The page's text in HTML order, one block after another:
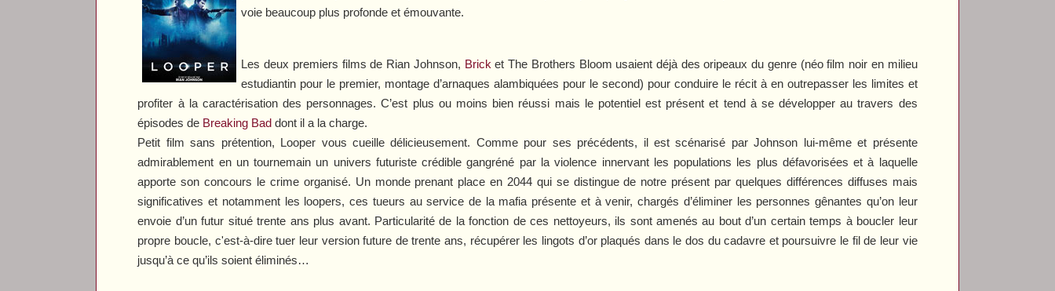
voie beaucoup plus profonde et émouvante.
Les deux premiers films de Rian Johnson, Brick etThe Brothers Bloom usaient déjà des oripeaux du genre (néo film noir en milieu
estudiantin pour le premier, montage d’arnaques alambiquées pour le second) pour conduire le récit à en outrepasser les limites et
profiter à la caractérisation des personnages. C’est plus ou moins bien réussi mais le potentiel est présent et tend à se développer au travers des
épisodes de Breaking Bad dont il a la charge.
Petit film sans prétention, Looper vous cueille délicieusement. Comme pour ses précédents, il est scénarisé par Johnson lui-même et présente
admirablement en un tournemain un univers futuriste crédible gangréné par la violence innervant les populations les plus défavorisées et à laquelle
apporte son concours le crime organisé. Un monde prenant place en 2044 qui se distingue de notre présent par quelques différences diffuses mais
significatives et notamment les loopers, ces tueurs au service de la mafia présente et à venir, chargés d’éliminer les personnes gênantes qu’on leur
envoie d’un futur situé trente ans plus avant. Particularité de la fonction de ces nettoyeurs, ils sont amenés au bout d’un certain temps à boucler leur
propre boucle, c'est-à-dire tuer leur version future de trente ans, récupérer les lingots d’or plaqués dans le dos du cadavre et poursuivre le fil de leur vie
jusqu’à ce qu’ils soient éliminés…